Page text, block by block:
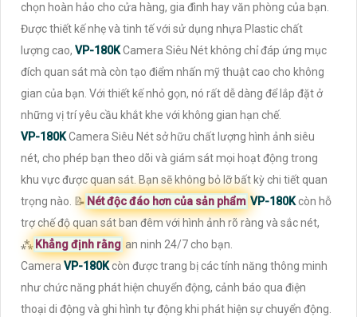
chọn hoàn hảo cho cửa hàng, gia đình hay văn phòng của bạn.
Được thiết kế nhẹ và tinh tế với sử dụng nhựa Plastic chất
lượng cao, VP-180KCamera Siêu Nét không chỉ đáp ứng mục
đích quan sát mà còn tạo điểm nhấn mỹ thuật cao cho không
gian của bạn. Với thiết kế nhỏ gọn, nó rất dễ dàng để lắp đặt ở
những vị trí yêu cầu khắt khe với không gian hạn chế.
VP-180KCamera Siêu Nét sở hữu chất lượng hình ảnh siêu
nét, cho phép bạn theo dõi và giám sát mọi hoạt động trong
khu vực được quan sát. Bạn sẽ không bỏ lỡ bất kỳ chi tiết quan
trọng nào. 📝 Nét độc đáo hơn của sản phẩm VP-180Kcòn hỗ
trợ chế độ quan sát ban đêm với hình ảnh rõ ràng và sắc nét,
⁂ Khẳng định rằng an ninh 24/7 cho bạn.
CameraVP-180Kcòn được trang bị các tính năng thông minh
như chức năng phát hiện chuyển động, cảnh báo qua điện
thoại di động và ghi hình tự động khi phát hiện sự chuyển động.